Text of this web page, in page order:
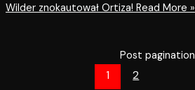
Wilder znokautował Ortiza! Read More »
Post pagination
1 2